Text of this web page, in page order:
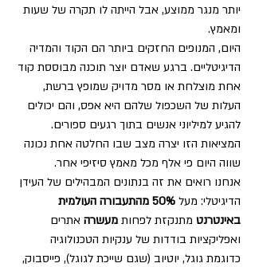
יותר מנגר ממוצע, אבל הייתה לו תקרה של שעות
ומאמץ.
היום, המנופים החזקים ביותר הם הקוד והמדיה
הדיגיטליים. ברגע שאדם יוצר תוכנה מבוססת קוד
אחת מוצלחת או מסר מדויק שמופץ ברשת,
העלות של השכפול שלהם היא אפס, והם יכולים
להגיע למיליוני אנשים בתוך רגעים ספורים.
המציאות הזו יצרה מצב שבו החלטה אחת נכונה
שווה היום פי אלף מכל מאמץ סיזיפי אחר.
אנחנו רואים את זה בנתונים המבהילים של העידן
הדיגיטלי: מעל
50% מהתעבורה העולמית
באינטרנט מתנקזת לפחות מעשרה אתרים
ואפליקציות בודדות של ענקיות הטכנולוגיה
כדוגמת גוגל, יוטיוב (שגם שייכת לגוגל), פייסבוק,